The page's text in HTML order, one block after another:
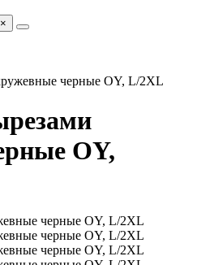
×
черные OY, L/2XL
OY,